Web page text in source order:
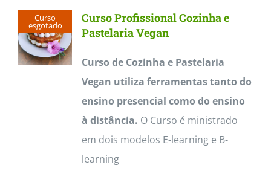
Curso
esgotado
Curso Profissional Cozinha e
Pastelaria Vegan
Curso de Cozinha e Pastelaria
Vegan utiliza ferramentas tanto do
ensino presencial como do ensino
à distância. O Curso é ministrado
em dois modelos E-learning e B-
learning